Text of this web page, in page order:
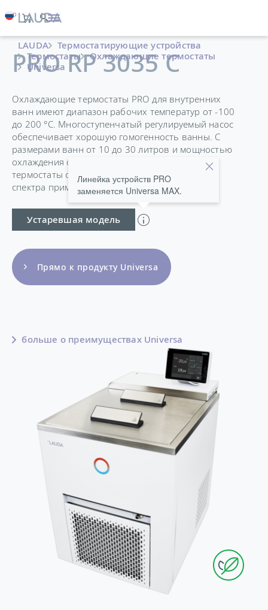
LAUDA
Термостатирующие устройства
Термостаты
Охлаждающие термостаты
Universa
PRO RP 3035 C
Охлаждающие термостаты PRO для внутренних
ванн имеют диапазон рабочих температур от -100
до 200 °C. Многоступенчатый регулируемый насос
обеспечивает хорошую гомогенность ванны. С
размерами ванн от 10 до 30 литров и мощностью
охлаждения от 0,4 до 1,5 кВт, охлаждаемые
термостаты с ванной подходят для широкого
спектра применений.
Устаревшая модель
Линейка устройств PRO
заменяется Universa MAX.
Прямо к продукту Universa
больше о преимуществах Universa